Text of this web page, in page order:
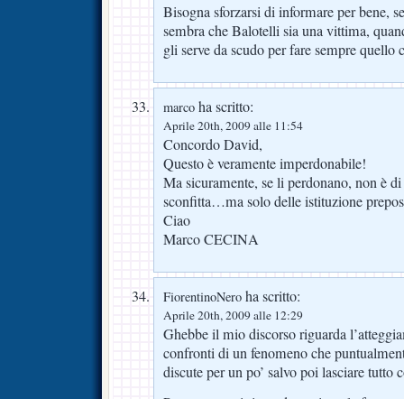
Bisogna sforzarsi di informare per bene,
sembra che Balotelli sia una vittima,
gli serve da scudo per fare sempre
marco ha scritto:
Aprile 20th, 2009 alle 11:54
Concordo David,
Questo è veramente imperdonabile!
Ma sicuramente, se li perdonano, non è
sconfitta…ma solo delle istituzione
Ciao
Marco CECINA
FiorentinoNero ha scritto:
Aprile 20th, 2009 alle 12:29
Ghebbe il mio discorso riguarda
confronti di un fenomeno che
discute per un po’ salvo poi lasciare tutto